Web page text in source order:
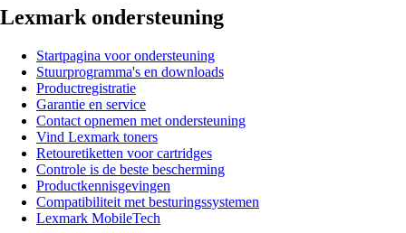
Lexmark ondersteuning
Startpagina voor ondersteuning
Stuurprogramma's en downloads
Productregistratie
Garantie en service
Contact opnemen met ondersteuning
Vind Lexmark toners
Retouretiketten voor cartridges
Controle is de beste bescherming
Productkennisgevingen
Compatibiliteit met besturingssystemen
Lexmark MobileTech